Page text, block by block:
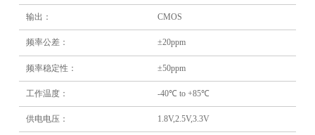
输出： CMOS
频率公差： ±20ppm
频率稳定性： ±50ppm
工作温度： -40℃ to +85℃
供电电压： 1.8V,2.5V,3.3V